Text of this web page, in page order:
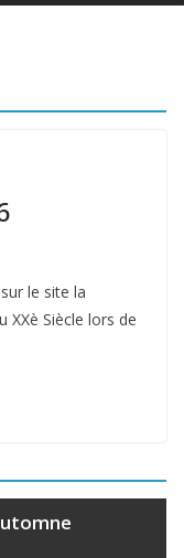
le site la
XXè Siècle lors de